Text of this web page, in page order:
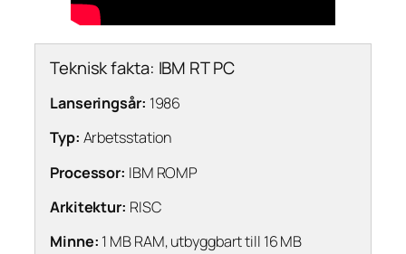
Teknisk fakta: IBM RT PC
Lanseringsår: 1986
Typ: Arbetsstation
Processor: IBM ROMP
Arkitektur: RISC
Minne: 1 MB RAM, utbyggbart till 16 MB